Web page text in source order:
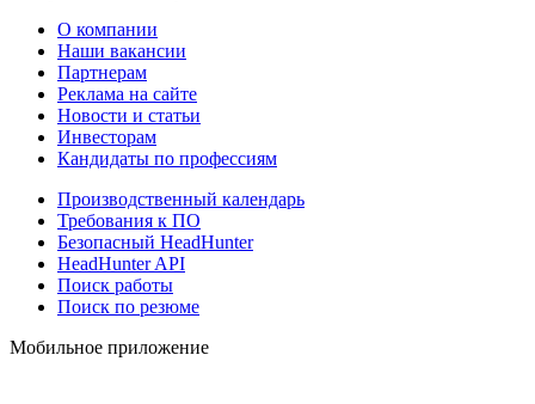
О компании
Наши вакансии
Партнерам
Реклама на сайте
Новости и статьи
Инвесторам
Кандидаты по профессиям
Производственный календарь
Требования к ПО
Безопасный HeadHunter
HeadHunter API
Поиск работы
Поиск по резюме
Мобильное приложение